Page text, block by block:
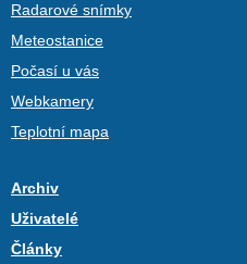
Radarové snímky
Meteostanice
Počasí u vás
Webkamery
Teplotní mapa
Archiv
Uživatelé
Články